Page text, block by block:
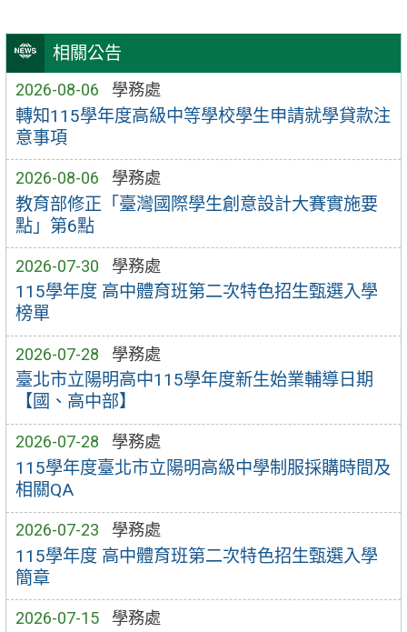
相關公告
2026-08-06 學務處
轉知115學年度高級中等學校學生申請就學貸款注
意事項
2026-08-06 學務處
教育部修正「臺灣國際學生創意設計大賽實施要
點」第6點
2026-07-30 學務處
115學年度 高中體育班第二次特色招生甄選入學
榜單
2026-07-28 學務處
臺北市立陽明高中115學年度新生始業輔導日期
【國、高中部】
2026-07-28 學務處
115學年度臺北市立陽明高級中學制服採購時間及
相關QA
2026-07-23 學務處
115學年度 高中體育班第二次特色招生甄選入學
簡章
2026-07-15 學務處